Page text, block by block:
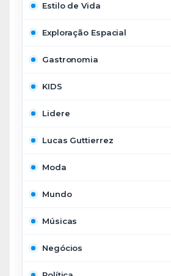
Estilo de Vida
Exploração Espacial
Gastronomia
KIDS
Lidere
Lucas Guttierrez
Moda
Mundo
Músicas
Negócios